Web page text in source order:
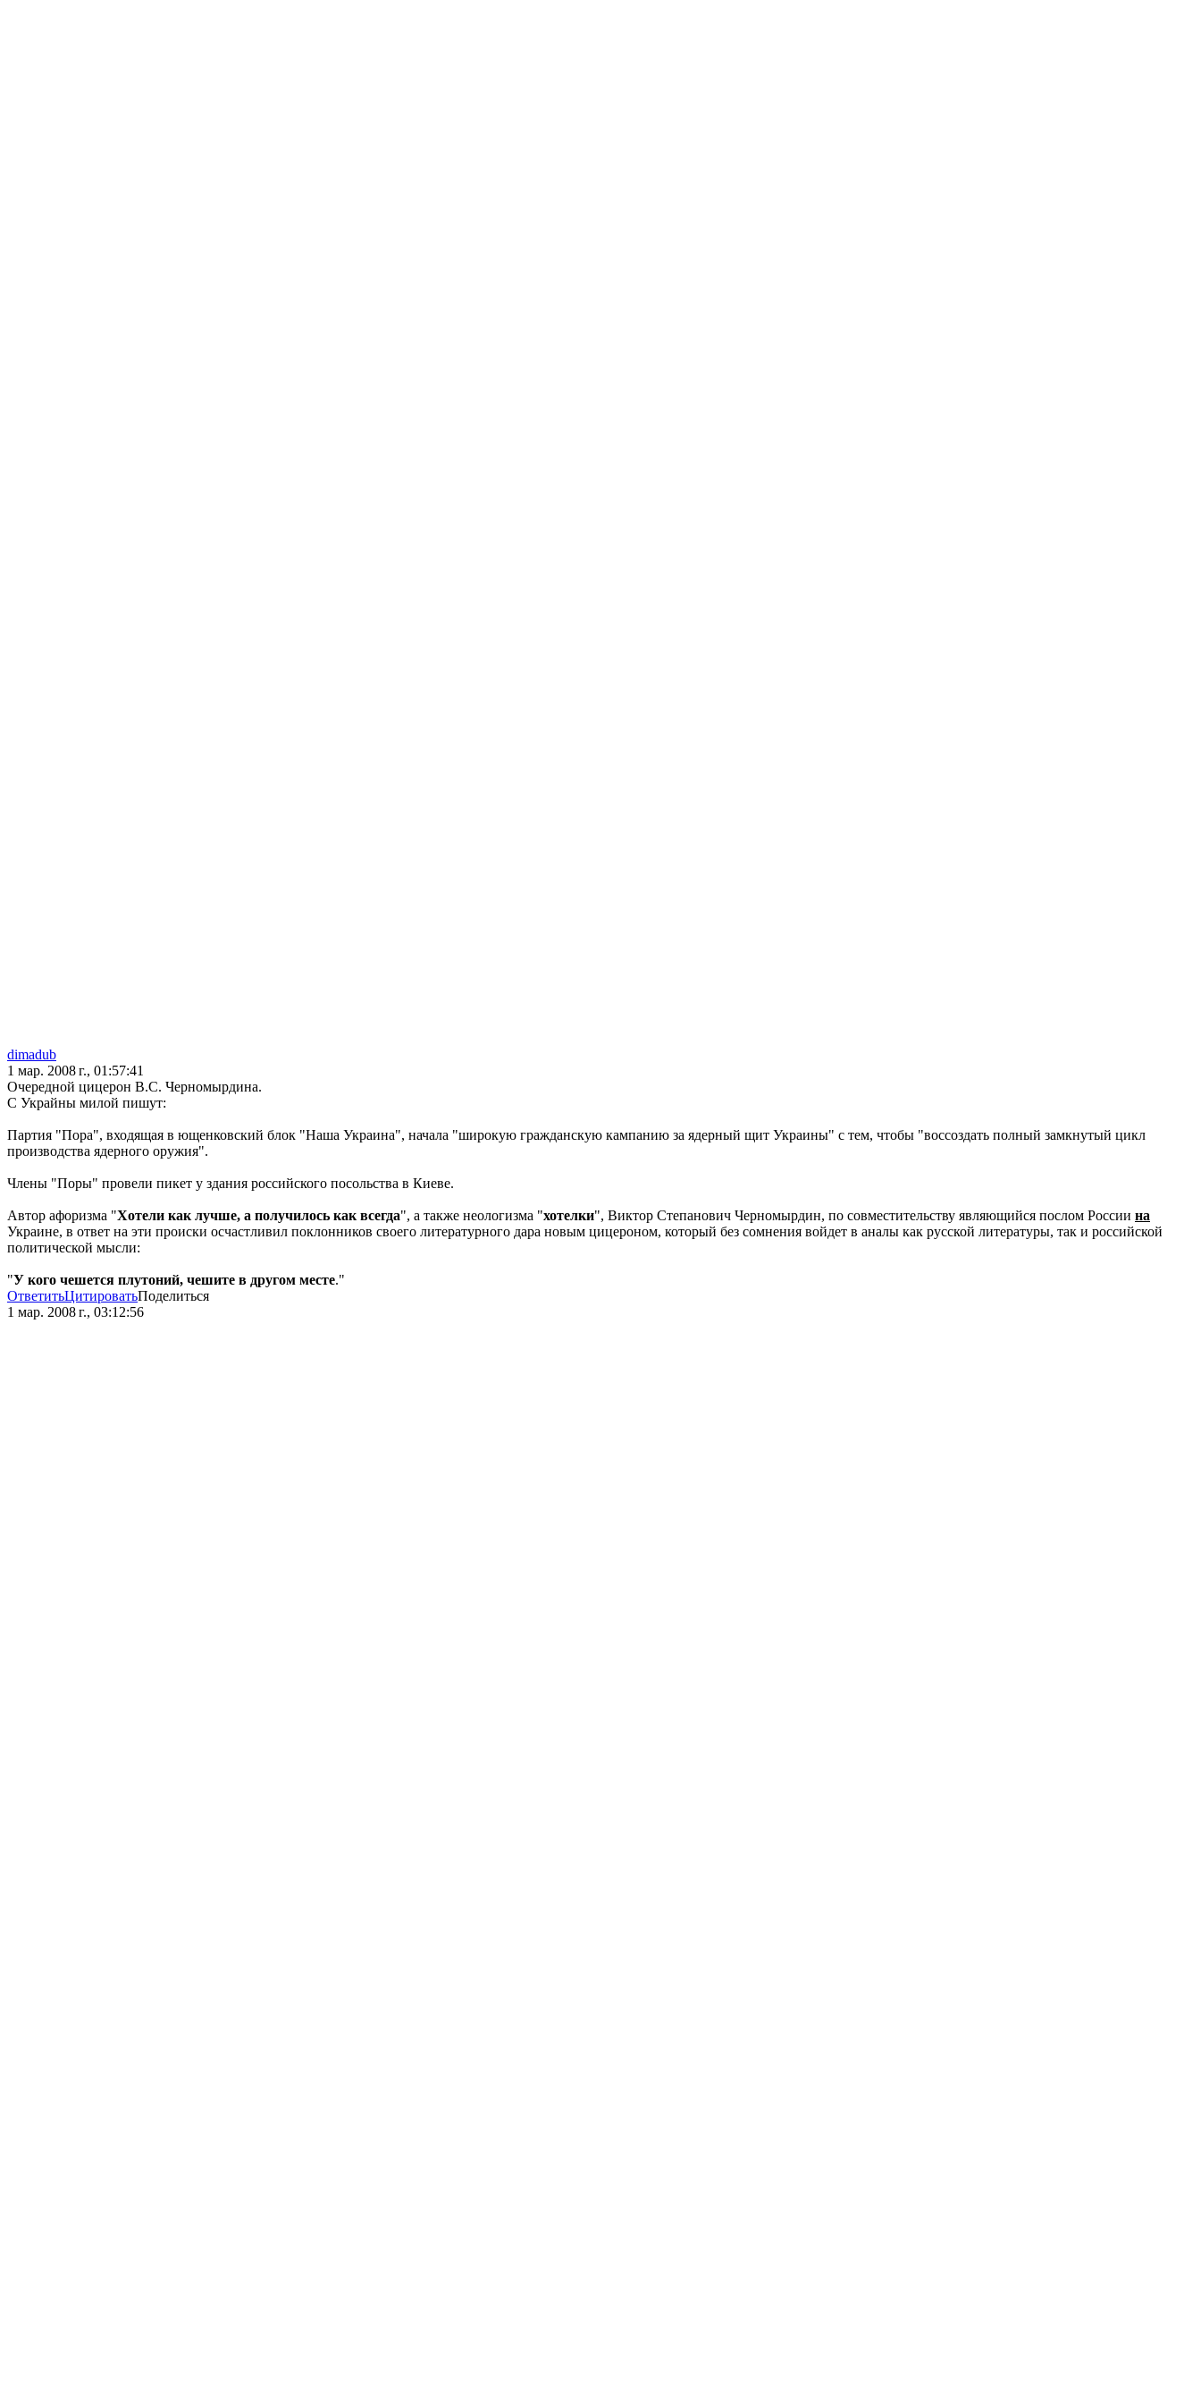
dimadub
1 мар. 2008 г., 01:57:41
Очередной цицерон В.С. Черномырдина.
С Украйны милой пишут:
Партия "Пора", входящая в ющенковский блок "Наша Украина", начала "широкую гражданскую кампанию за ядерный щит Украины" с тем, чтобы "воссоздать полный замкнутый цикл
производства ядерного оружия".
Члены "Поры" провели пикет у здания российского посольства в Киеве.
Автор афоризма "Хотели как лучше, а получилось как всегда", а также неологизма "хотелки", Виктор Степанович Черномырдин, по совместительству являющийся послом России на
Украине, в ответ на эти происки осчастливил поклонников своего литературного дара новым цицероном, который без сомнения войдет в аналы как русской литературы, так и российской
политической мысли:
"У кого чешется плутоний, чешите в другом месте."
ОтветитьЦитироватьПоделиться
1 мар. 2008 г., 03:12:56